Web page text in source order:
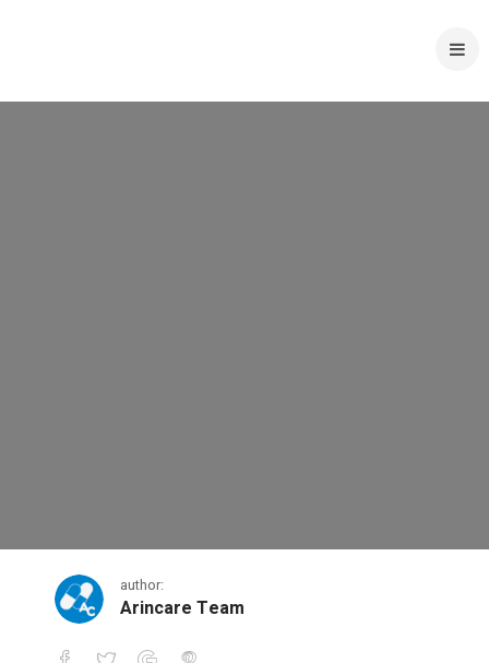
author:
Arincare Team